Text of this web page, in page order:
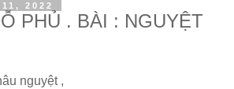
2022
PHỦ . BÀI : NGUYỆT
nguyệt ,